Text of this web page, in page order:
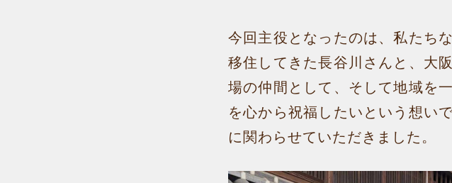
今回主役となったのは、私たち
移住してきた長谷川さんと、大
場の仲間として、そして地域を
を心から祝福したいという想い
に関わらせていただきました。